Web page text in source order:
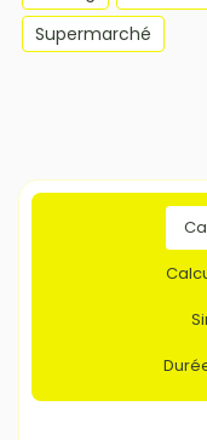
Supermarché